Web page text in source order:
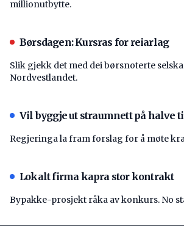
millionutbytte.
Børsdagen: Kursras for reiarlag
Slik gjekk det med dei børsnoterte
Nordvestlandet.
Vil byggje ut straumnett på halve
Regjeringa la fram forslag for å møte
Lokalt firma kapra stor kontrakt
Bypakke-prosjekt råka av konkurs. No